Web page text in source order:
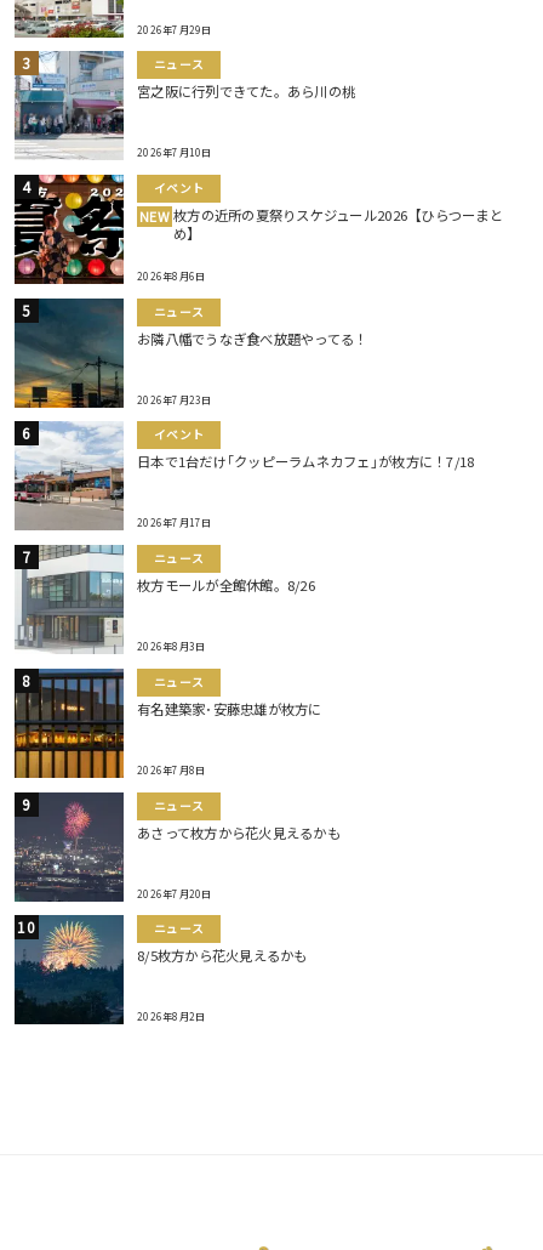
2026年7月29日
ニュース
宮之阪に行列できてた。あら川の桃
2026年7月10日
イベント
NEW 枚方の近所の夏祭りスケジュール2026【ひらつーまと
め】
2026年8月6日
ニュース
お隣八幡でうなぎ食べ放題やってる！
2026年7月23日
イベント
日本で1台だけ｢クッピーラムネカフェ｣が枚方に！7/18
2026年7月17日
ニュース
枚方モールが全館休館。8/26
2026年8月3日
ニュース
有名建築家･安藤忠雄が枚方に
2026年7月8日
ニュース
あさって枚方から花火見えるかも
2026年7月20日
ニュース
8/5枚方から花火見えるかも
2026年8月2日